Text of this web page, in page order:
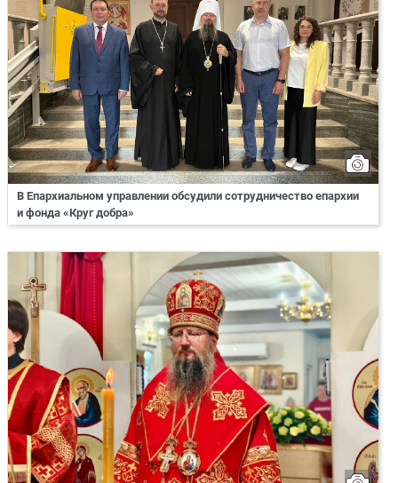
В Епархиальном управлении обсудили сотрудничество епархии
и фонда «Круг добра»